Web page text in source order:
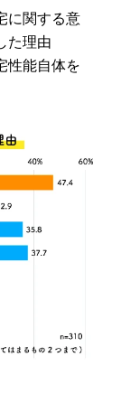
に関する意
た理由
性能自体を